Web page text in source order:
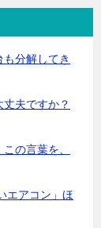
分解してき
夫ですか？
の言葉を、
エアコン」ほ